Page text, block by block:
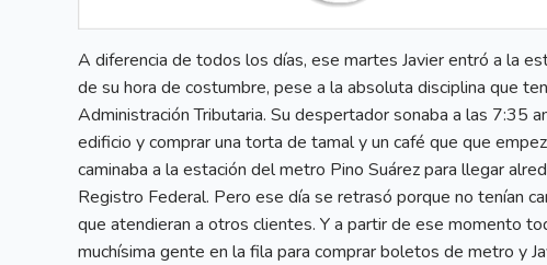
A diferencia de todos los días, ese martes Javier entró a la
de su hora de costumbre, pese a la absoluta disciplina que
Administración Tributaria. Su despertador sonaba a las 7:35
edificio y comprar una torta de tamal y un café que que
caminaba a la estación del metro Pino Suárez para llegar
Registro Federal. Pero ese día se retrasó porque no tenían
que atendieran a otros clientes. Y a partir de ese momento
muchísima gente en la fila para comprar boletos de metro y